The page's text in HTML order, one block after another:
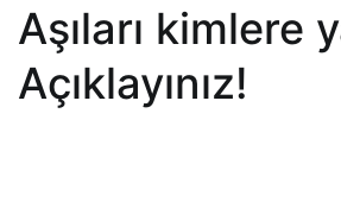
Aşıları kimlere
Açıklayınız!